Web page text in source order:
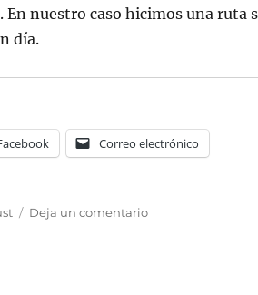
nuestro caso hicimos una ruta
día.
Correo electrónico
Deja un comentario